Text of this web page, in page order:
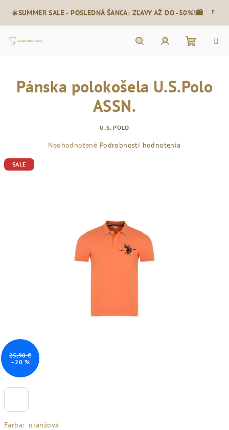
obsah
☀️SUMMER SALE - POSLEDNÁ ŠANCA: ZĽAVY AŽ DO -50%!🛍️
košík
Farba: oranžová
Pánska polokošela U.S.Polo
ASSN.
U.S. POLO
Priemerné
Neohodnotené Podrobnosti hodnotenia
SALE
25,90 €
–20 %